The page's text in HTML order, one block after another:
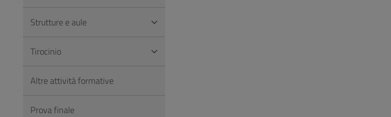
Strutture e aule
Tirocinio
Altre attività formative
Prova finale